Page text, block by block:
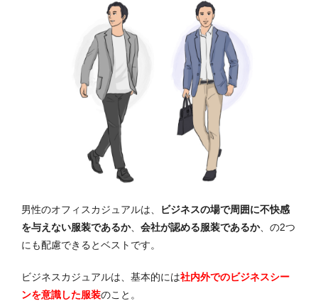
男性のオフィスカジュアルは、
ビジネスの場で周囲に不快感
を与えない服装であるか、 会社が認める服装であるか、の2つ
にも配慮できるとベストです。
ビジネスカジュアルは、基本的には社内外でのビジネスシー
ンを意識した服装のこと。